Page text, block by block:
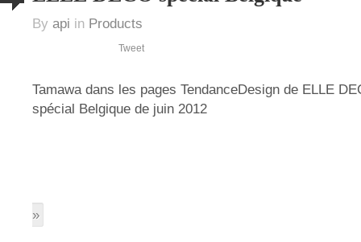
By api in Products
Tweet
Tamawa dans les pages TendanceDesign de ELLE
spécial Belgique de juin 2012
»